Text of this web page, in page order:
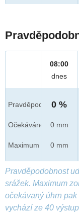
Pravděpod.
Očekáváno
Maximum
08:00
dnes
0 %
0 mm
0 mm
Pravděpodobnost
srážek. Maximum
očekávaný úhrn
vychází ze 40